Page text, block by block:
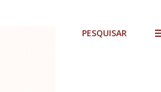
PESQUISAR